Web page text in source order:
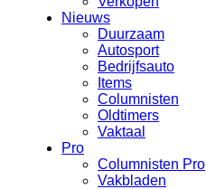
Nieuws
Duurzaam
Autosport
Bedrijfsauto
Items
Columnisten
Oldtimers
Vaktaal
Pro
Columnisten Pro
Vakbladen